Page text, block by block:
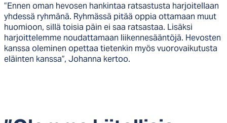
”Ennen oman hevosen hankintaa ratsastusta harjoitellaan
yhdessä ryhmänä. Ryhmässä pitää oppia ottamaan muut
huomioon, sillä toisia päin ei saa ratsastaa. Lisäksi
harjoittelemme noudattamaan liikennesääntöjä. Hevosten
kanssa oleminen opettaa tietenkin myös vuorovaikutusta
eläinten kanssa”, Johanna kertoo.